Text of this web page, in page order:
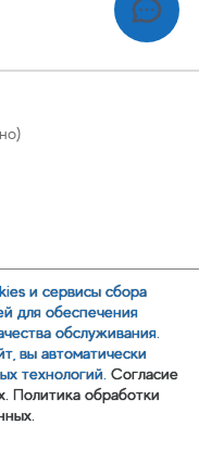
данных
и сервисы сбора
для обеспечения
обслуживания.
вы автоматически
технологий. Согласие
Политика обработки